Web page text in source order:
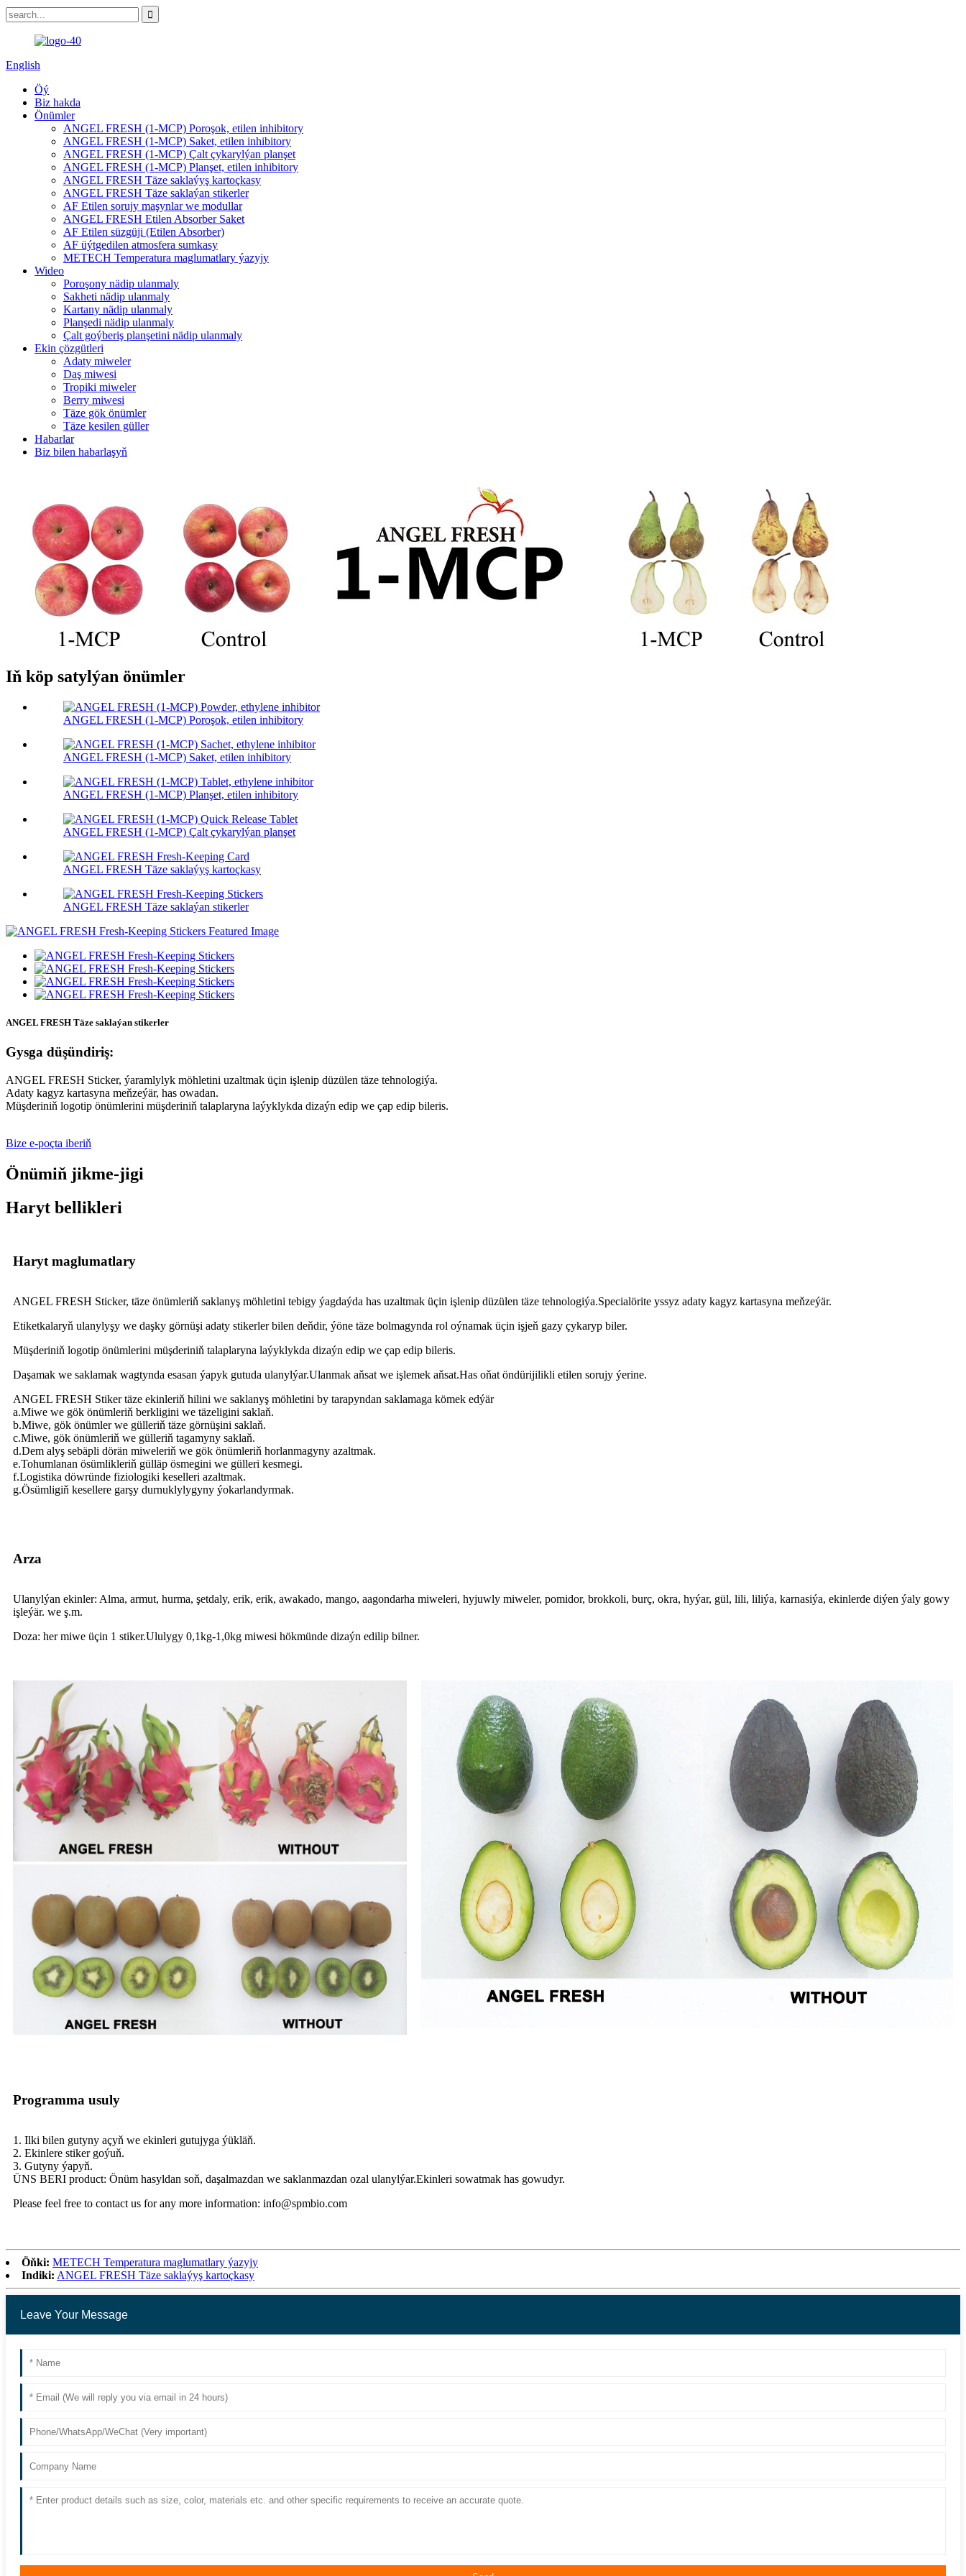
English
Öý
Biz hakda
Önümler
ANGEL FRESH (1-MCP) Poroşok, etilen inhibitory
ANGEL FRESH (1-MCP) Saket, etilen inhibitory
ANGEL FRESH (1-MCP) Çalt çykarylýan planşet
ANGEL FRESH (1-MCP) Planşet, etilen inhibitory
ANGEL FRESH Täze saklaýyş kartoçkasy
ANGEL FRESH Täze saklaýan stikerler
AF Etilen sorujy maşynlar we modullar
ANGEL FRESH Etilen Absorber Saket
AF Etilen süzgüji (Etilen Absorber)
AF üýtgedilen atmosfera sumkasy
METECH Temperatura maglumatlary ýazyjy
Wideo
Poroşony nädip ulanmaly
Sakheti nädip ulanmaly
Kartany nädip ulanmaly
Planşedi nädip ulanmaly
Çalt goýberiş planşetini nädip ulanmaly
Ekin çözgütleri
Adaty miweler
Daş miwesi
Tropiki miweler
Berry miwesi
Täze gök önümler
Täze kesilen güller
Habarlar
Biz bilen habarlaşyň
Iň köp satylýan önümler
ANGEL FRESH (1-MCP) Poroşok, etilen inhibitory
ANGEL FRESH (1-MCP) Saket, etilen inhibitory
ANGEL FRESH (1-MCP) Planşet, etilen inhibitory
ANGEL FRESH (1-MCP) Çalt çykarylýan planşet
ANGEL FRESH Täze saklaýyş kartoçkasy
ANGEL FRESH Täze saklaýan stikerler
ANGEL FRESH Täze saklaýan stikerler
Gysga düşündiriş:
ANGEL FRESH Sticker, ýaramlylyk möhletini uzaltmak üçin işlenip düzülen täze tehnologiýa.
Adaty kagyz kartasyna meňzeýär, has owadan.
Müşderiniň logotip önümlerini müşderiniň talaplaryna laýyklykda dizaýn edip we çap edip bileris.
Bize e-poçta iberiň
Önümiň jikme-jigi
Haryt bellikleri
Haryt maglumatlary
ANGEL FRESH Sticker, täze önümleriň saklanyş möhletini tebigy ýagdaýda has uzaltmak üçin işlenip düzülen täze tehnologiýa.Specialörite yssyz adaty kagyz kartasyna meňzeýär.
Etiketkalaryň ulanylyşy we daşky görnüşi adaty stikerler bilen deňdir, ýöne täze bolmagynda rol oýnamak üçin işjeň gazy çykaryp biler.
Müşderiniň logotip önümlerini müşderiniň talaplaryna laýyklykda dizaýn edip we çap edip bileris.
Daşamak we saklamak wagtynda esasan ýapyk gutuda ulanylýar.Ulanmak aňsat we işlemek aňsat.Has oňat öndürijilikli etilen sorujy ýerine.
ANGEL FRESH Stiker täze ekinleriň hilini we saklanyş möhletini by tarapyndan saklamaga kömek edýär
a.Miwe we gök önümleriň berkligini we täzeligini saklaň.
b.Miwe, gök önümler we gülleriň täze görnüşini saklaň.
c.Miwe, gök önümleriň we gülleriň tagamyny saklaň.
d.Dem alyş sebäpli dörän miweleriň we gök önümleriň horlanmagyny azaltmak.
e.Tohumlanan ösümlikleriň gülläp ösmegini we gülleri kesmegi.
f.Logistika döwründe fiziologiki keselleri azaltmak.
g.Ösümligiň kesellere garşy durnuklylygyny ýokarlandyrmak.
Arza
Ulanylýan ekinler: Alma, armut, hurma, şetdaly, erik, erik, awakado, mango, aagondarha miweleri, hyjuwly miweler, pomidor, brokkoli, burç, okra, hyýar, gül, lili, liliýa, karnasiýa, ekinlerde diýen ýaly gowy
işleýär. we ş.m.
Doza: her miwe üçin 1 stiker.Ululygy 0,1kg-1,0kg miwesi hökmünde dizaýn edilip bilner.
Programma usuly
1. Ilki bilen gutyny açyň we ekinleri gutujyga ýükläň.
2. Ekinlere stiker goýuň.
3. Gutyny ýapyň.
ÜNS BERI product: Önüm hasyldan soň, daşalmazdan we saklanmazdan ozal ulanylýar.Ekinleri sowatmak has gowudyr.
Please feel free to contact us for any more information: info@spmbio.com
Öňki: METECH Temperatura maglumatlary ýazyjy
Indiki: ANGEL FRESH Täze saklaýyş kartoçkasy